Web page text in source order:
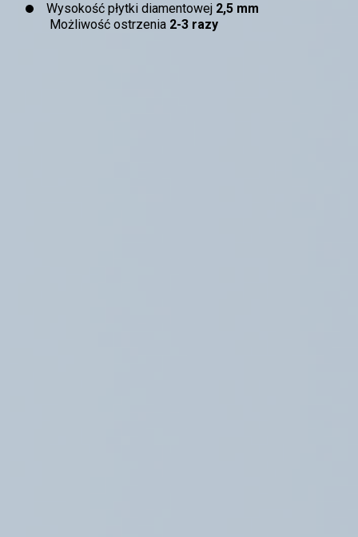
Wysokość płytki diamentowej 2,5 mm
Możliwość ostrzenia 2-3 razy